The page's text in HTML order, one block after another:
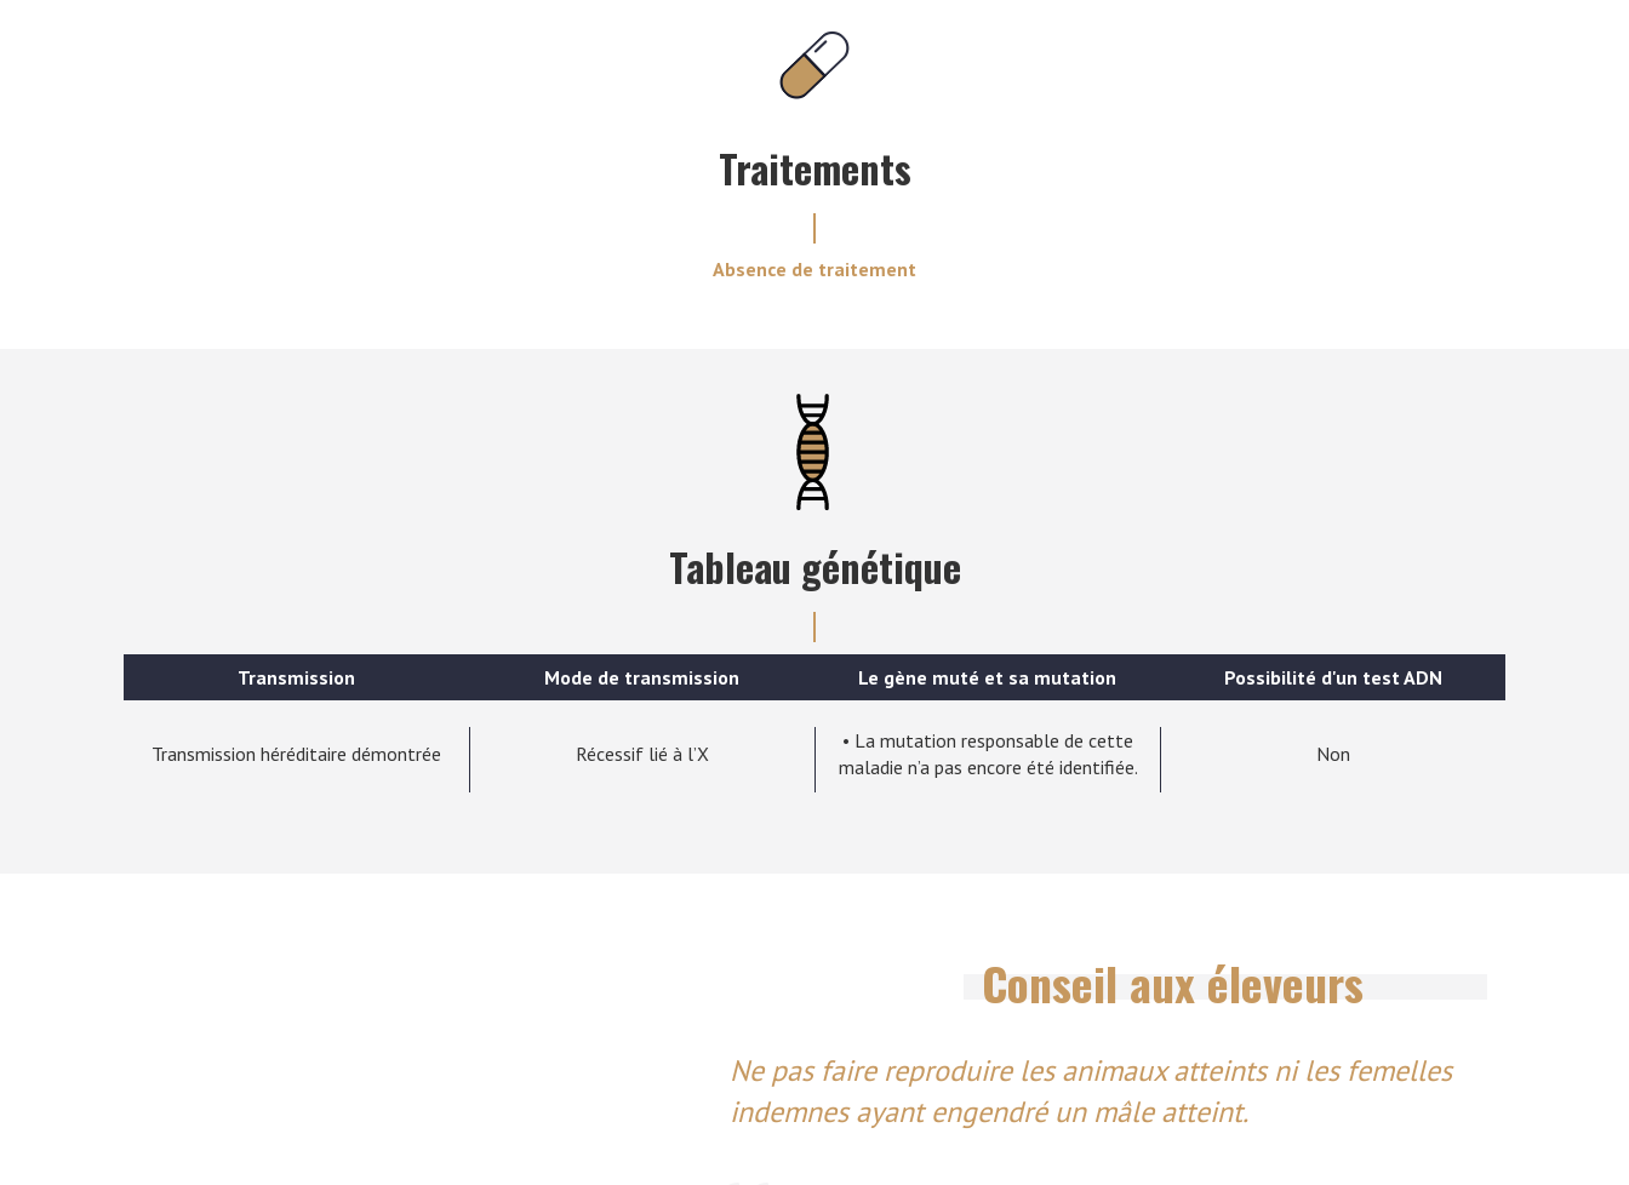
Traitements
Absence de traitement
Tableau génétique
Transmission Mode de transmission Le gène muté et sa mutation Possibilité d'un test ADN
Transmission héréditaire démontrée Récessif lié à l’X
• La mutation responsable de cette
maladie n’a pas encore été identifiée.
Non
Conseil aux éleveurs
Ne pas faire reproduire les animaux atteints ni les femelles
indemnes ayant engendré un mâle atteint.